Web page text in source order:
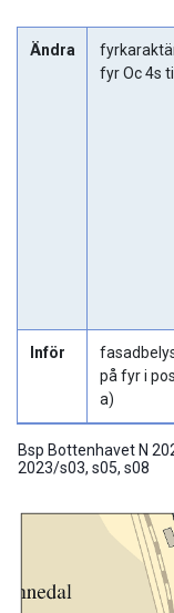
Ändra
fyr Oc 4s till
Inför
på fyr i
a)
Bsp Bottenhavet N
2023/s03, s05, s08